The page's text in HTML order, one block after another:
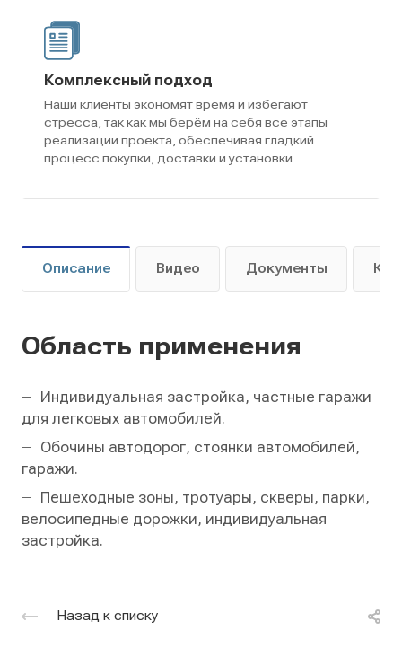
Комплексный подход
Наши клиенты экономят время и избегают
стресса, так как мы берём на себя все этапы
реализации проекта, обеспечивая гладкий
процесс покупки, доставки и установки
Описание Видео Документы Как
Область применения
Индивидуальная застройка, частные гаражи
для легковых автомобилей.
Обочины автодорог, стоянки автомобилей,
гаражи.
Пешеходные зоны, тротуары, скверы, парки,
велосипедные дорожки, индивидуальная
застройка.
Назад к списку